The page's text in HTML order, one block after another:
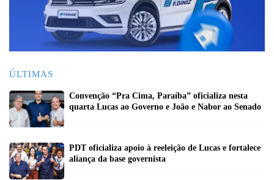
ÚLTIMAS
Convenção “Pra Cima, Paraíba” oficializa nesta
quarta Lucas ao Governo e João e Nabor ao Senado
PDT oficializa apoio à reeleição de Lucas e fortalece
aliança da base governista